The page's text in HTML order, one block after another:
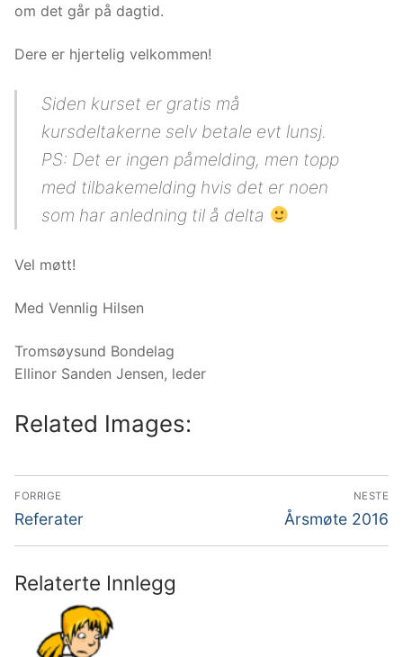
om det går på dagtid.
Dere er hjertelig velkommen!
Siden kurset er gratis må
kursdeltakerne selv betale evt lunsj.
PS: Det er ingen påmelding, men topp
med tilbakemelding hvis det er noen
som har anledning til å delta
Vel møtt!
Med Vennlig Hilsen
Tromsøysund Bondelag
Ellinor Sanden Jensen, leder
Related Images:
Innleggsnavigasjon
FORRIGE
Forrige
Referater
NESTE
Neste
Årsmøte 2016
Relaterte Innlegg